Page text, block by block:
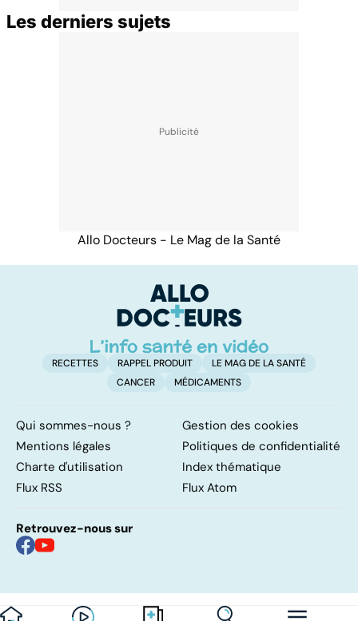
Les derniers sujets
Allo Docteurs - Le Mag de la Santé
RECETTES RAPPEL PRODUIT
LE MAG DE LA SANTÉ
CANCER
MÉDICAMENTS
Qui sommes-nous ?
Gestion des cookies
Mentions légales
Politiques de confidentialité
Charte d'utilisation
Index thématique
Flux RSS
Flux Atom
Retrouvez-nous sur